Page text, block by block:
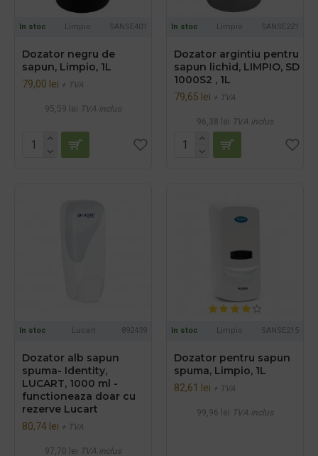
In stoc Limpio SANSE401
Dozator negru de
sapun, Limpio, 1L
79,00 lei + TVA
95,59 lei TVA inclus
In stoc Limpio SANSE221
Dozator argintiu pentru
sapun lichid, LIMPIO, SD
1000S2 , 1L
79,65 lei + TVA
96,38 lei TVA inclus
In stoc Lucart 892439
Dozator alb sapun
spuma- Identity,
LUCART, 1000 ml -
functioneaza doar cu
rezerve Lucart
80,74 lei + TVA
97,70 lei TVA inclus
In stoc Limpio SANSE215
Dozator pentru sapun
spuma, Limpio, 1L
82,61 lei + TVA
99,96 lei TVA inclus